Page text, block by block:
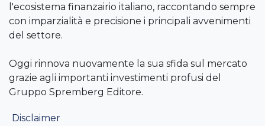
l'ecosistema finanzairio italiano, raccontando sempre
con imparzialità e precisione i principali avvenimenti
del settore.
Oggi rinnova nuovamente la sua sfida sul mercato
grazie agli importanti investimenti profusi del
Gruppo Spremberg Editore.
Disclaimer